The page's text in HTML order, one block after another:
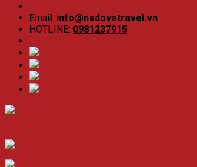
Email: info@nadovatravel.vn
HOTLINE: 0981237915